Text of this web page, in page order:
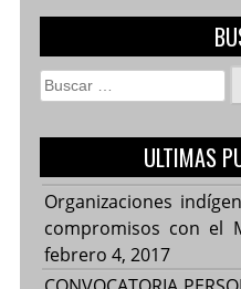
Buscar:
ULTIMAS
Organizaciones
compromisos con el
febrero 4, 2017